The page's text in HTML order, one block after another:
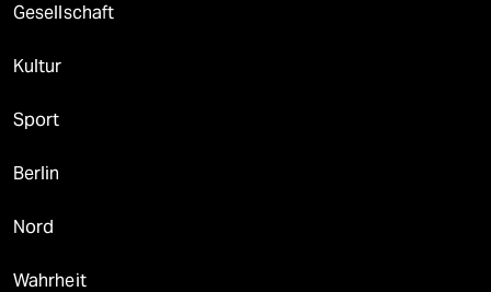
Gesellschaft
Kultur
Sport
Berlin
Nord
Wahrheit